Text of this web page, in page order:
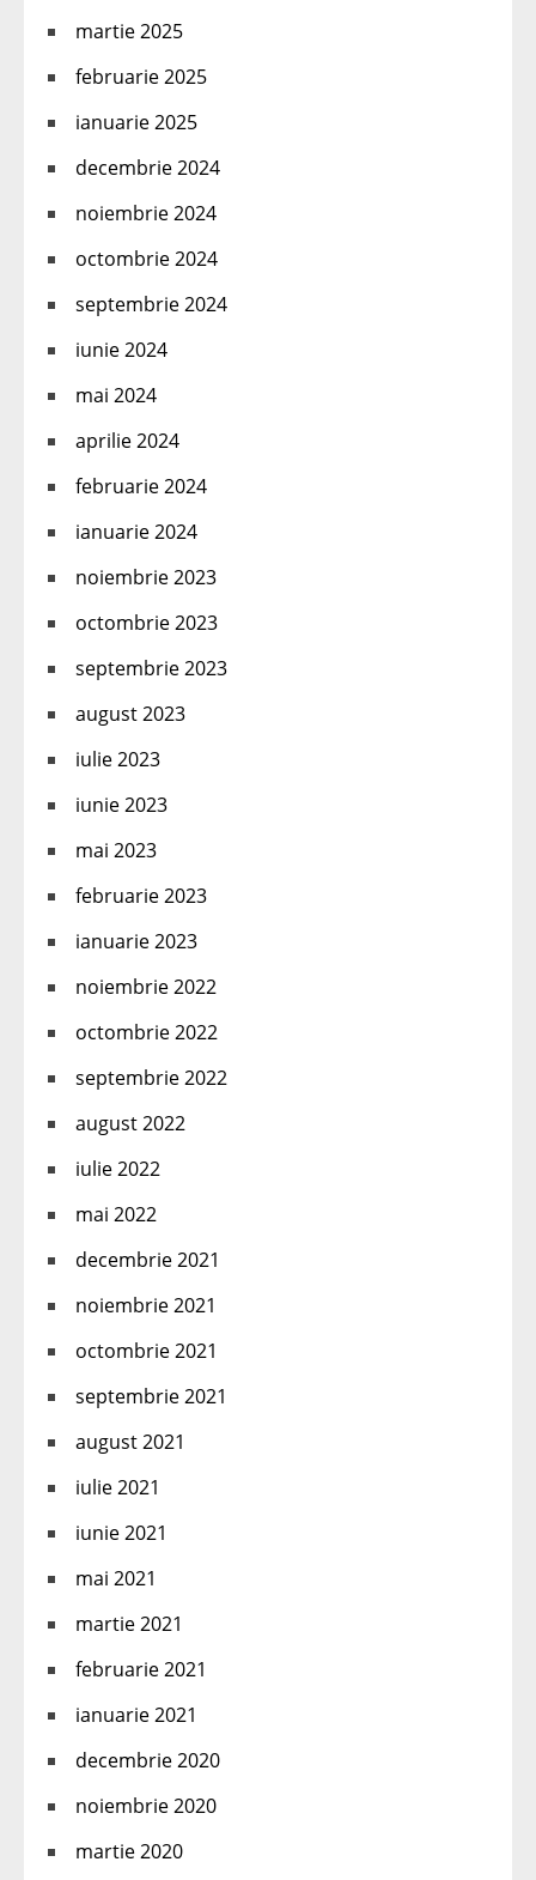
martie 2025
februarie 2025
ianuarie 2025
decembrie 2024
noiembrie 2024
octombrie 2024
septembrie 2024
iunie 2024
mai 2024
aprilie 2024
februarie 2024
ianuarie 2024
noiembrie 2023
octombrie 2023
septembrie 2023
august 2023
iulie 2023
iunie 2023
mai 2023
februarie 2023
ianuarie 2023
noiembrie 2022
octombrie 2022
septembrie 2022
august 2022
iulie 2022
mai 2022
decembrie 2021
noiembrie 2021
octombrie 2021
septembrie 2021
august 2021
iulie 2021
iunie 2021
mai 2021
martie 2021
februarie 2021
ianuarie 2021
decembrie 2020
noiembrie 2020
martie 2020